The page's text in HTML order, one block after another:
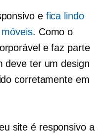
e fica lindo
. Como o
e faz parte
deve ter um design
corretamente em
site é responsivo a